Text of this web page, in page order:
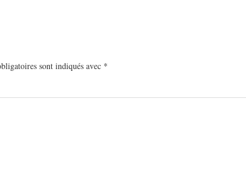
sont indiqués avec *